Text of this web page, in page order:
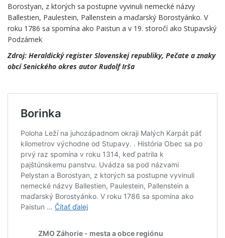
Borostyan, z ktorých sa postupne vyvinuli nemecké názvy
Ballestien, Paulestein, Pallenstein a maďarský Borostyánko. V
roku 1786 sa spomína ako Paistun a v 19. storočí ako Stupavský
Podzámek
Zdroj: Heraldický register Slovenskej republiky, Pečate a znaky
obcí Senického okres autor Rudolf Irša